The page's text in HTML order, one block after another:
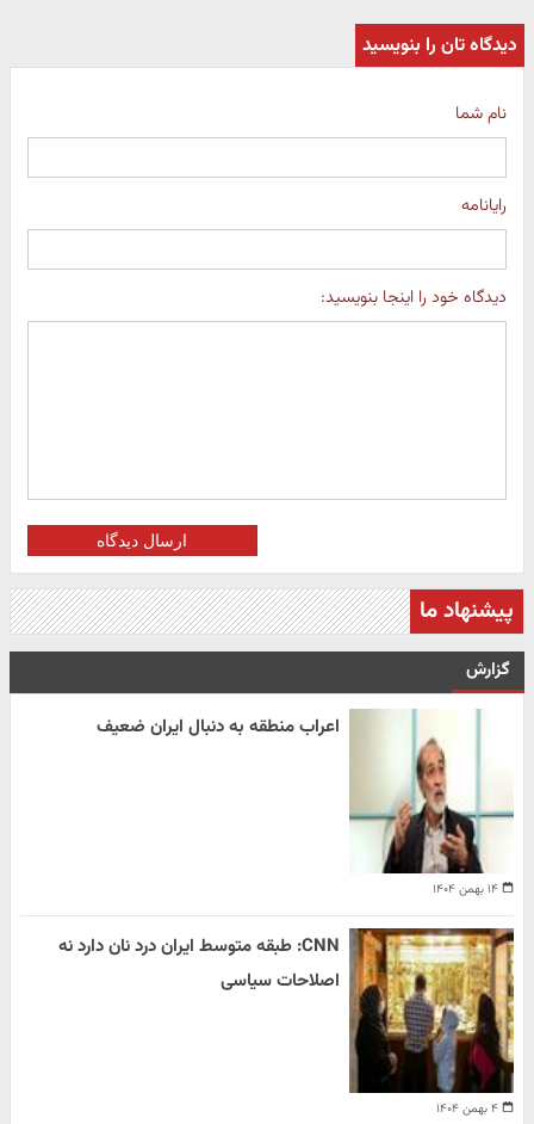
دیدگاه تان را بنویسید
نام شما
رایانامه
دیدگاه خود را اینجا بنویسید:
ارسال دیدگاه
پیشنهاد ما
گزارش
۱۴ بهمن ۱۴۰۴
اعراب منطقه به دنبال ایران ضعیف
۴ بهمن ۱۴۰۴
CNN: طبقه متوسط ایران درد نان دارد نه
اصلاحات سیاسی